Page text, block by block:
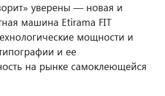
уверены — новая и
машина Etirama FIT
мощности и
и ее
на рынке самоклеющейся